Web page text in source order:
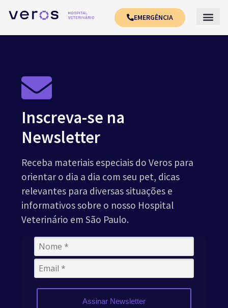
EMERGÊNCIA
Inscreva-se na
Newsletter
Receba materiais especiais do Veros para
orientar o dia a dia com seu pet, dicas
relevantes para diversas situações e
informativos sobre o nosso Hospital
Veterinário em São Paulo.
Assinar Newsletter